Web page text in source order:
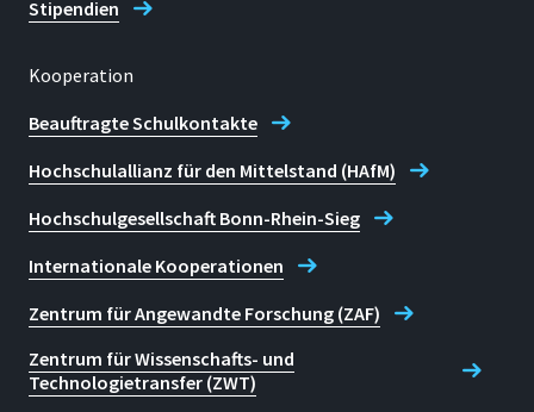
Stipendien
Kooperation
Beauftragte Schulkontakte
Hochschulallianz für den Mittelstand (HAfM)
Hochschulgesellschaft Bonn-Rhein-Sieg
Internationale Kooperationen
Zentrum für Angewandte Forschung (ZAF)
Zentrum für Wissenschafts- und
Technologietransfer (ZWT)